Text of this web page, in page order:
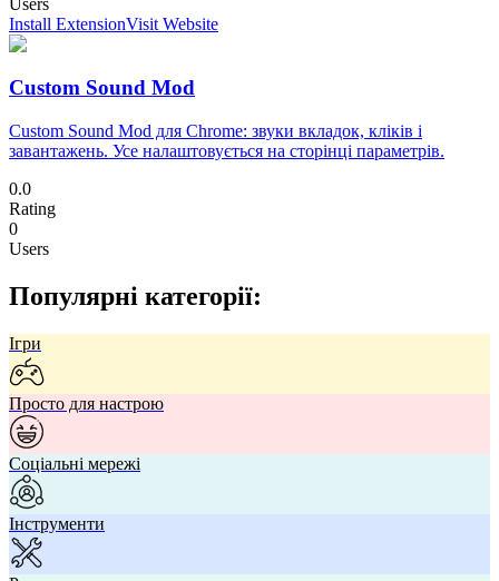
Users
Install ExtensionVisit Website
Custom Sound Mod
Custom Sound Mod для Chrome: звуки вкладок, кліків і
завантажень. Усе налаштовується на сторінці параметрів.
0.0
Rating
0
Users
Популярні категорії:
Ігри
Просто для настрою
Соціальні мережі
Інструменти